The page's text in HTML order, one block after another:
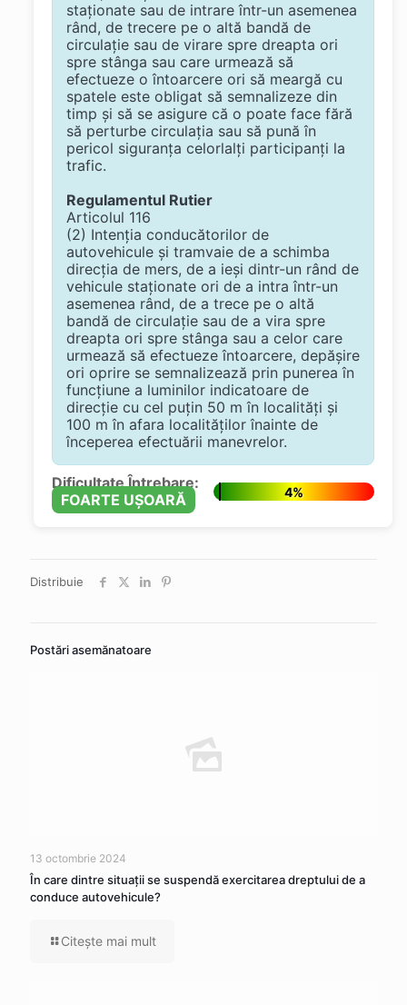
staţionate sau de intrare într-un asemenea
rând, de trecere pe o altă bandă de
circulaţie sau de virare spre dreapta ori
spre stânga sau care urmează să
efectueze o întoarcere ori să meargă cu
spatele este obligat să semnalizeze din
timp şi să se asigure că o poate face fără
să perturbe circulaţia sau să pună în
pericol siguranţa celorlalţi participanţi la
trafic.
Regulamentul Rutier
Articolul 116
(2) Intenţia conducătorilor de
autovehicule şi tramvaie de a schimba
direcţia de mers, de a ieşi dintr-un rând de
vehicule staţionate ori de a intra într-un
asemenea rând, de a trece pe o altă
bandă de circulaţie sau de a vira spre
dreapta ori spre stânga sau a celor care
urmează să efectueze întoarcere, depăşire
ori oprire se semnalizează prin punerea în
funcţiune a luminilor indicatoare de
direcţie cu cel puţin 50 m în localităţi şi
100 m în afara localităţilor înainte de
începerea efectuării manevrelor.
Dificultate Întrebare:
FOARTE UȘOARĂ
4%
Distribuie
Postări asemănatoare
13 octombrie 2024
În care dintre situaţii se suspendă exercitarea dreptului de a
conduce autovehicule?
Citeşte mai mult